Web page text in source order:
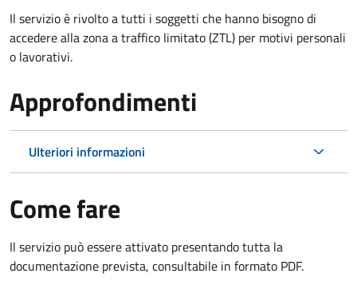
Il servizio è rivolto a tutti i soggetti che hanno bisogno di
accedere alla zona a traffico limitato (ZTL) per motivi personali
o lavorativi.
Approfondimenti
Ulteriori informazioni
Come fare
Il servizio può essere attivato presentando tutta la
documentazione prevista, consultabile in formato PDF.